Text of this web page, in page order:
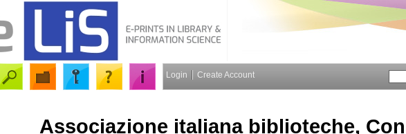
Login Create Account
Associazione italiana biblioteche,